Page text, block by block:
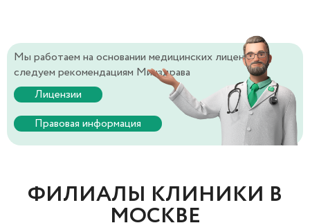
Мы работаем на основании медицинских лицензий и
следуем рекомендациям Минздрава
Лицензии
Правовая информация
ФИЛИАЛЫ КЛИНИКИ В
МОСКВЕ